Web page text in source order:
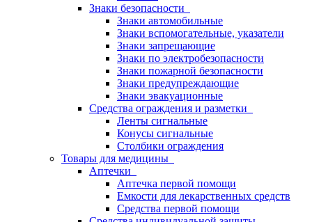
Знаки безопасности
Знаки автомобильные
Знаки вспомогательные, указатели
Знаки запрещающие
Знаки по электробезопасности
Знаки пожарной безопасности
Знаки предупреждающие
Знаки эвакуационные
Средства ограждения и разметки
Ленты сигнальные
Конусы сигнальные
Столбики ограждения
Товары для медицины
Аптечки
Аптечка первой помощи
Емкости для лекарственных средств
Средства первой помощи